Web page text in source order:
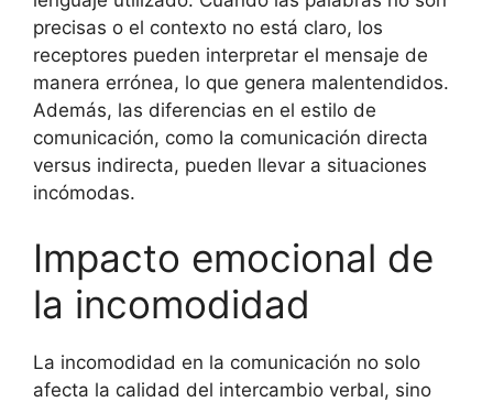
precisas o el contexto no está claro, los
receptores pueden interpretar el mensaje de
manera errónea, lo que genera malentendidos.
Además, las diferencias en el estilo de
comunicación, como la comunicación directa
versus indirecta, pueden llevar a situaciones
incómodas.
Impacto emocional de
la incomodidad
La incomodidad en la comunicación no solo
afecta la calidad del intercambio verbal, sino